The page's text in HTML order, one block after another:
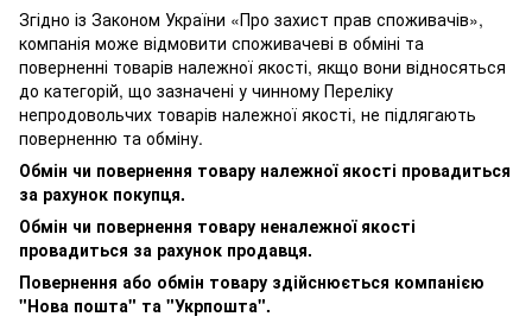
Згідно із Законом України «Про захист прав споживачів»,
компанія може відмовити споживачеві в обміні та
поверненні товарів належної якості, якщо вони відносяться
до категорій, що зазначені у чинному Переліку
непродовольчих товарів належної якості, не підлягають
поверненню та обміну.
Обмін чи повернення товару належної якості провадиться
за рахунок покупця.
Обмін чи повернення товару неналежної якості
провадиться за рахунок продавця.
Повернення або обмін товару здійснюється компанією
"Нова пошта" та "Укрпошта".